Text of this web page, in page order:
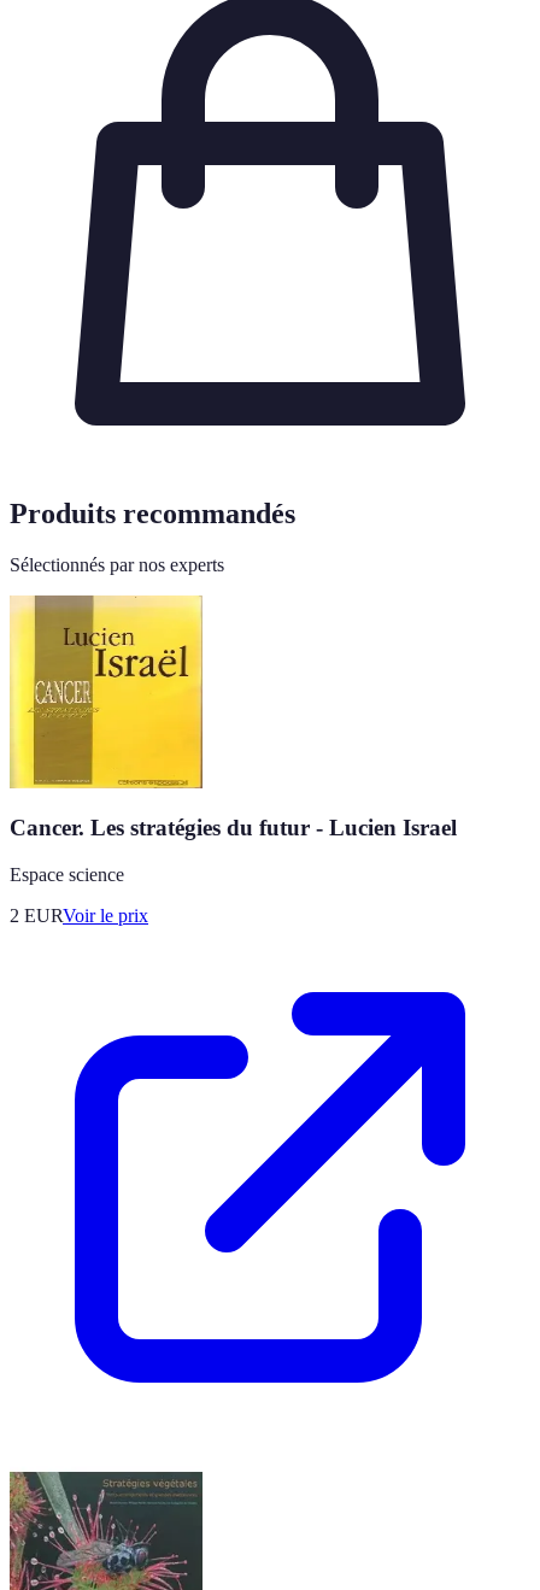
Produits recommandés
Sélectionnés par nos experts
Cancer. Les stratégies du futur - Lucien Israel
Espace science
2 EURVoir le prix